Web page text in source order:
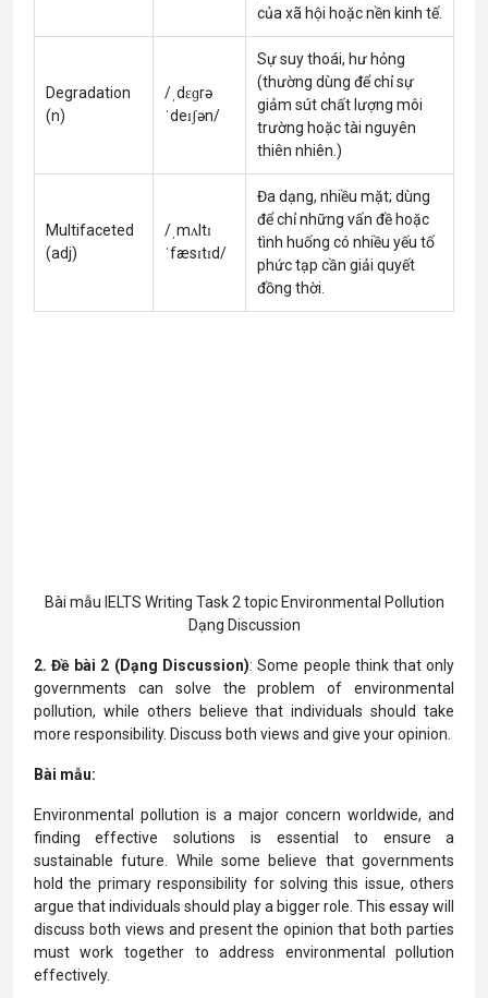
của xã hội hoặc nền kinh tế.
Degradation
(n)
/ˌdɛɡrə
ˈdeɪʃən/
Sự suy thoái, hư hỏng
(thường dùng để chỉ sự
giảm sút chất lượng môi
trường hoặc tài nguyên
thiên nhiên.)
Multifaceted
(adj)
/ˌmʌltɪ
ˈfæsɪtɪd/
Đa dạng, nhiều mặt; dùng
để chỉ những vấn đề hoặc
tình huống có nhiều yếu tố
phức tạp cần giải quyết
đồng thời.
Bài mẫu IELTS Writing Task 2 topic Environmental Pollution
Dạng Discussion
2. Đề bài 2 (Dạng Discussion): Some people think that only
governments can solve the problem of environmental
pollution, while others believe that individuals should take
more responsibility. Discuss both views and give your opinion.
Bài mẫu:
Environmental pollution is a major concern worldwide, and
finding effective solutions is essential to ensure a
sustainable future. While some believe that governments
hold the primary responsibility for solving this issue, others
argue that individuals should play a bigger role. This essay will
discuss both views and present the opinion that both parties
must work together to address environmental pollution
effectively.